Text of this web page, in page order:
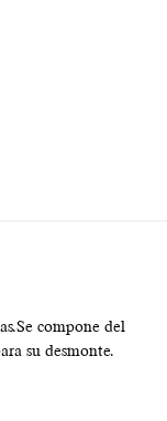
compone del
su desmonte.